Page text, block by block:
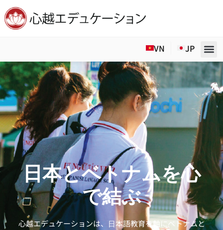
Skip
VN JP
日本とベトナムを心
で結ぶ
心越エデュケーションは、日本語教育を軸にベトナムと